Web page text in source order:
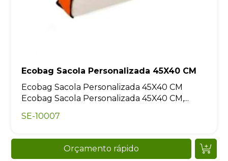
Ecobag Sacola Personalizada 45X40 CM
Ecobag Sacola Personalizada 45X40 CM
Ecobag Sacola Personalizada 45X40 CM,...
SE-10007
Orçamento rápido